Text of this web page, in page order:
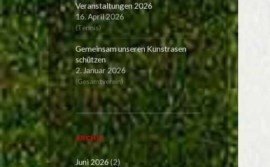
Veranstaltungen 2026
16. April 2026
(Tennis)
Gemeinsam unseren Kunstrasen
schützen
2. Januar 2026
(Gesamtverein)
ARCHIV
Juni 2026(2)